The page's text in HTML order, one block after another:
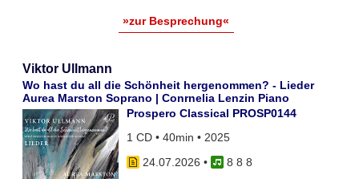
»zur Besprechung«
Viktor Ullmann
Wo hast du all die Schönheit hergenommen? - Lieder
Aurea Marston Soprano | Conrnelia Lenzin Piano
Prospero Classical PROSP0144
1 CD • 40min • 2025
24.07.2026 •
8 8 8